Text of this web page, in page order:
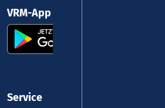
VRM-App nutzen und durchstarten
Service